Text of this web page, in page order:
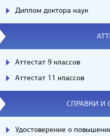
Диплом доктора наук
Аттестат 9 классов
Аттестат 11 классов
СПРАВКИ И
Удостоверение о